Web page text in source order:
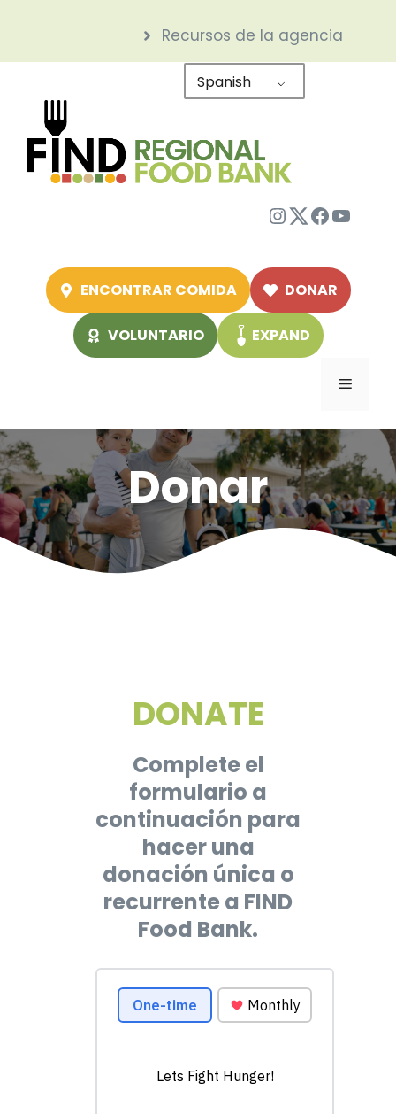
contenido
Recursos de la agencia
Spanish
Instagram
Twitter
ENCONTRAR COMIDA DONAR
VOLUNTARIO EXPAND
Menú
Donar
DONATE
Complete el
formulario a
continuación para
hacer una
donación única o
recurrente a FIND
Food Bank.